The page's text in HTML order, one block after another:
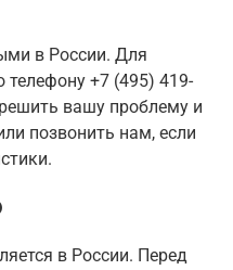
в России. Для
телефону +7 (495) 419-
вашу проблему и
позвонить нам, если
в России. Перед